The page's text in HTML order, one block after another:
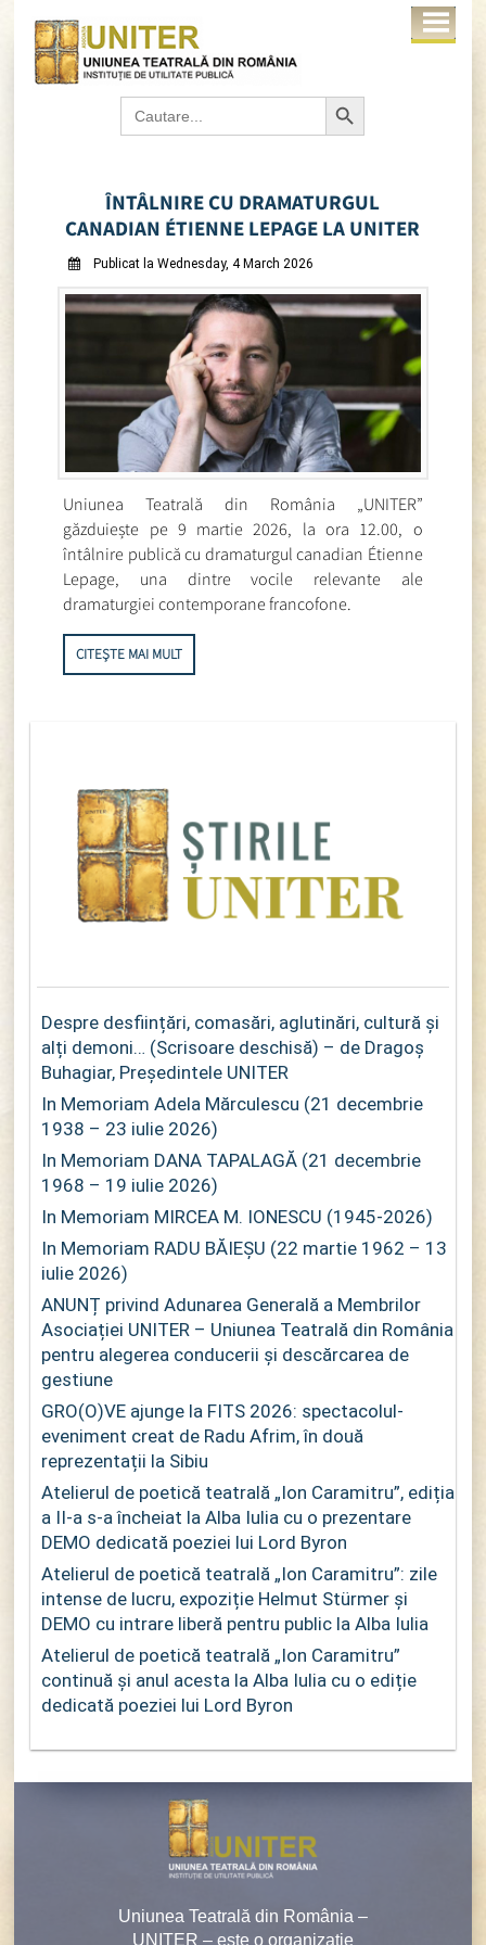
Search
for:
Search Button
ÎNTÂLNIRE CU DRAMATURGUL
CANADIAN ÉTIENNE LEPAGE LA UNITER
Publicat la Wednesday, 4 March 2026
Uniunea Teatrală din România „UNITER”
găzduiește pe 9 martie 2026, la ora 12.00, o
întâlnire publică cu dramaturgul canadian Étienne
Lepage, una dintre vocile relevante ale
dramaturgiei contemporane francofone.
CITEȘTE MAI MULT
Despre desființări, comasări, aglutinări, cultură și
alți demoni… (Scrisoare deschisă) – de Dragoș
Buhagiar, Președintele UNITER
In Memoriam Adela Mărculescu (21 decembrie
1938 – 23 iulie 2026)
In Memoriam DANA TAPALAGĂ (21 decembrie
1968 – 19 iulie 2026)
In Memoriam MIRCEA M. IONESCU (1945-2026)
In Memoriam RADU BĂIEȘU (22 martie 1962 – 13
iulie 2026)
ANUNȚ privind Adunarea Generală a Membrilor
Asociației UNITER – Uniunea Teatrală din România
pentru alegerea conducerii și descărcarea de
gestiune
GRO(O)VE ajunge la FITS 2026: spectacolul-
eveniment creat de Radu Afrim, în două
reprezentații la Sibiu
Atelierul de poetică teatrală „Ion Caramitru”, ediția
a II-a s-a încheiat la Alba Iulia cu o prezentare
DEMO dedicată poeziei lui Lord Byron
Atelierul de poetică teatrală „Ion Caramitru”: zile
intense de lucru, expoziție Helmut Stürmer și
DEMO cu intrare liberă pentru public la Alba Iulia
Atelierul de poetică teatrală „Ion Caramitru”
continuă și anul acesta la Alba Iulia cu o ediție
dedicată poeziei lui Lord Byron
Uniunea Teatrală din România –
UNITER – este o organizaţie